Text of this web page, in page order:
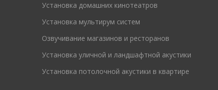
Установка домашних кинотеатров
Установка мультирум систем
Озвучивание магазинов и ресторанов
Установка уличной и ландшафтной акустики
Установка потолочной акустики в квартире